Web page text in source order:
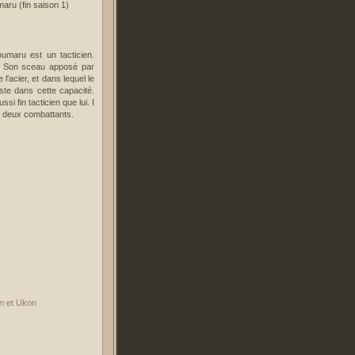
est un tacticien.
sceau apposé par
l'acier, et dans lequel le
dans cette capacité.
fin tacticien que lui. I
deux combattants.
et Ukon